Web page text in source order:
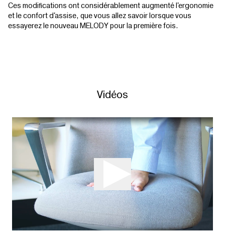
Ces modifications ont considérablement augmenté l'ergonomie
et le confort d'assise, que vous allez savoir lorsque vous
essayerez le nouveau MELODY pour la première fois.
Vidéos